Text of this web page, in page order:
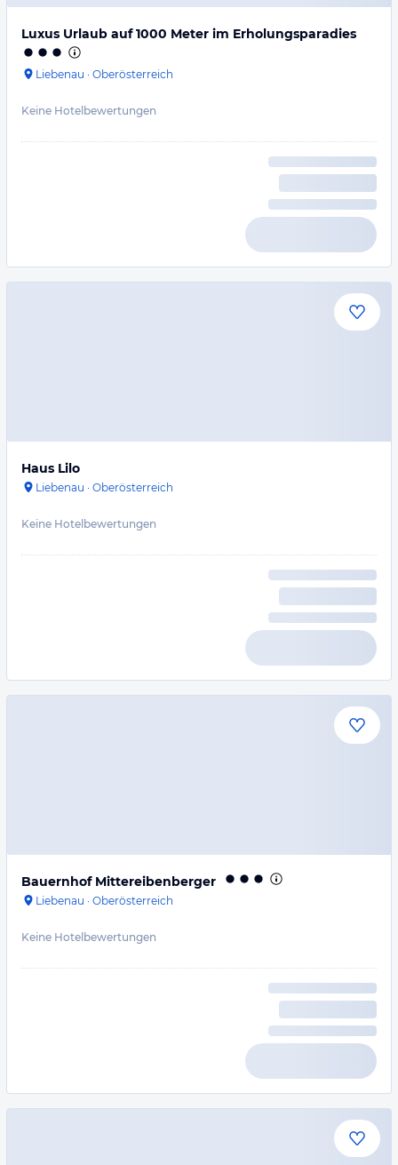
Luxus Urlaub auf 1000 Meter im Erholungsparadies
Liebenau · Oberösterreich
Keine Hotelbewertungen
Haus Lilo
Liebenau · Oberösterreich
Keine Hotelbewertungen
Bauernhof Mittereibenberger
Liebenau · Oberösterreich
Keine Hotelbewertungen